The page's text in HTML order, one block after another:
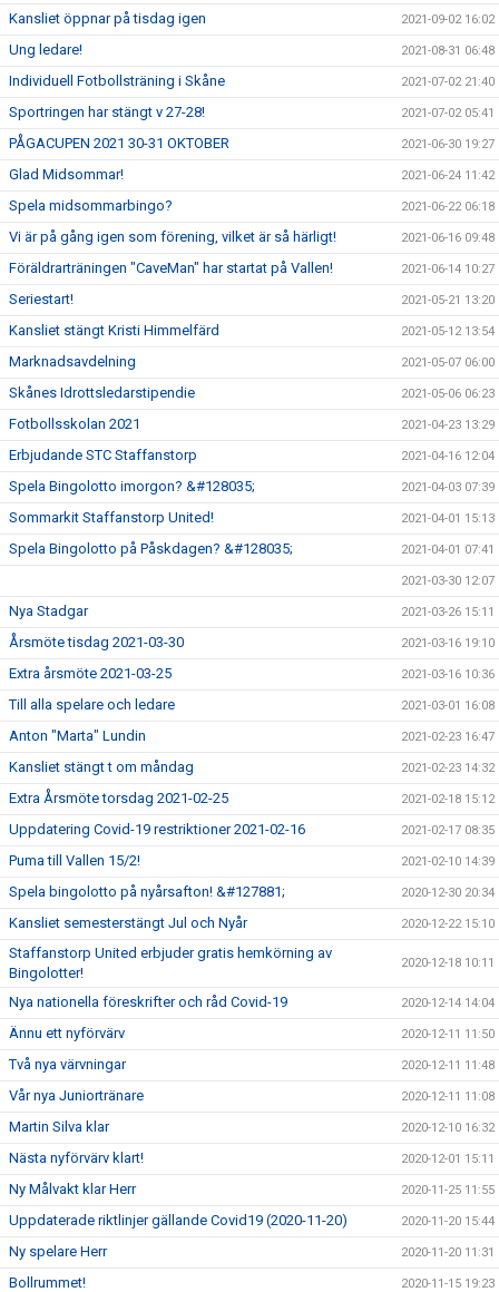
Kansliet öppnar på tisdag igen 2021-09-02 16:02
Ung ledare! 2021-08-31 06:48
Individuell Fotbollsträning i Skåne 2021-07-02 21:40
Sportringen har stängt v 27-28! 2021-07-02 05:41
PÅGACUPEN 2021 30-31 OKTOBER 2021-06-30 19:27
Glad Midsommar! 2021-06-24 11:42
Spela midsommarbingo? 2021-06-22 06:18
Vi är på gång igen som förening, vilket är så härligt! 2021-06-16 09:48
Föräldrarträningen "CaveMan" har startat på Vallen! 2021-06-14 10:27
Seriestart! 2021-05-21 13:20
Kansliet stängt Kristi Himmelfärd 2021-05-12 13:54
Marknadsavdelning 2021-05-07 06:00
Skånes Idrottsledarstipendie 2021-05-06 06:23
Fotbollsskolan 2021 2021-04-23 13:29
Erbjudande STC Staffanstorp 2021-04-16 12:04
Spela Bingolotto imorgon? &#128035; 2021-04-03 07:39
Sommarkit Staffanstorp United! 2021-04-01 15:13
Spela Bingolotto på Påskdagen? &#128035; 2021-04-01 07:41
2021-03-30 12:07
Nya Stadgar 2021-03-26 15:11
Årsmöte tisdag 2021-03-30 2021-03-16 19:10
Extra årsmöte 2021-03-25 2021-03-16 10:36
Till alla spelare och ledare 2021-03-01 16:08
Anton "Marta" Lundin 2021-02-23 16:47
Kansliet stängt t om måndag 2021-02-23 14:32
Extra Årsmöte torsdag 2021-02-25 2021-02-18 15:12
Uppdatering Covid-19 restriktioner 2021-02-16 2021-02-17 08:35
Puma till Vallen 15/2! 2021-02-10 14:39
Spela bingolotto på nyårsafton! &#127881; 2020-12-30 20:34
Kansliet semesterstängt Jul och Nyår 2020-12-22 15:10
Staffanstorp United erbjuder gratis hemkörning av
Bingolotter!
2020-12-18 10:11
Nya nationella föreskrifter och råd Covid-19 2020-12-14 14:04
Ännu ett nyförvärv 2020-12-11 11:50
Två nya värvningar 2020-12-11 11:48
Vår nya Juniortränare 2020-12-11 11:08
Martin Silva klar 2020-12-10 16:32
Nästa nyförvärv klart! 2020-12-01 15:11
Ny Målvakt klar Herr 2020-11-25 11:55
Uppdaterade riktlinjer gällande Covid19 (2020-11-20) 2020-11-20 15:44
Ny spelare Herr 2020-11-20 11:31
Bollrummet! 2020-11-15 19:23